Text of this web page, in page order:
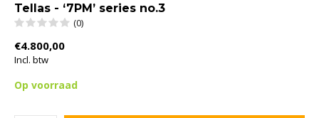
Tellas - ‘7PM’ series no.3
(0)
€4.800,00
Incl. btw
Op voorraad